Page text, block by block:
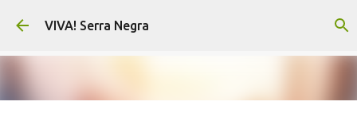
Pular para o conteúdo principal
VIVA! Serra Negra